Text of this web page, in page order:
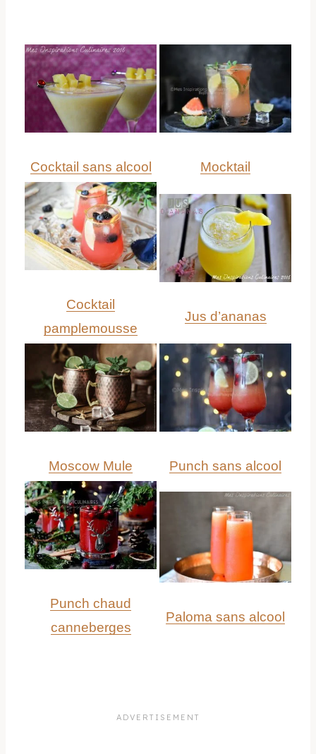
Cocktail sans alcool Mocktail
Cocktail
pamplemousse
Jus d’ananas
Moscow Mule Punch sans alcool
Punch chaud
canneberges
Paloma sans alcool